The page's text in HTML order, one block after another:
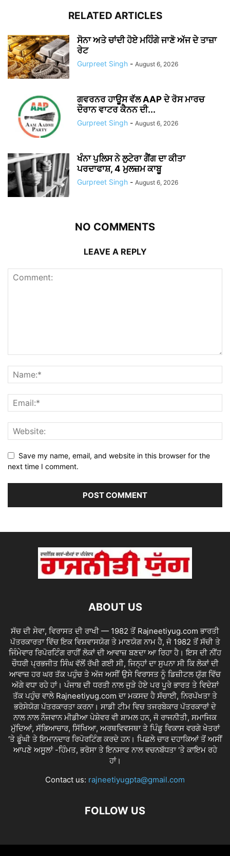
RELATED ARTICLES
ਸੋਨਾ ਅਤੇ ਚਾਂਦੀ ਹੋਏ ਮਹਿੰਗੇ ਜਾਣੋ ਅੱਜ ਦੇ ਤਾਜ਼ਾ
ਰੇਟ
Gurpreet Singh - August 6, 2026
ਗਵਰਨਰ ਹਾਊਸ ਵੱਲ AAP ਦੇ ਰੋਸ ਮਾਰਚ
ਦੌਰਾਨ ਵਾਟਰ ਕੈਨਨ ਦੀ...
Gurpreet Singh - August 6, 2026
ਖੰਨਾ ਪੁਲਿਸ ਨੇ ਲੁਟੇਰਾ ਗੈਂਗ ਦਾ ਕੀਤਾ
ਪਰਦਾਫਾਸ਼, 4 ਮੁਲਜ਼ਮ ਕਾਬੂ
Gurpreet Singh - August 6, 2026
NO COMMENTS
LEAVE A REPLY
Save my name, email, and website in this browser for the
next time I comment.
ABOUT US
ਸੱਚ ਦੀ ਸੇਵਾ, ਵਿਰਾਸਤ ਦੀ ਰਾਖੀ — 1982 ਤੋਂ Rajneetiyug.com ਭਾਰਤੀ
ਪੱਤਰਕਾਰਤਾ ਵਿੱਚ ਇਕ ਵਿਸ਼ਵਾਸਯੋਗ ਤੇ ਮਾਣਯੋਗ ਨਾਮ ਹੈ, ਜੋ 1982 ਤੋਂ ਸੱਚੀ ਤੇ
ਜਿੰਮੇਵਾਰ ਰਿਪੋਰਟਿੰਗ ਰਾਹੀਂ ਲੋਕਾਂ ਦੀ ਆਵਾਜ਼ ਬਣਦਾ ਆ ਰਿਹਾ ਹੈ। ਇਸ ਦੀ ਨੀਂਹ
ਚੌਧਰੀ ਪ੍ਰਭਜੀਤ ਸਿੰਘ ਵੱਲੋਂ ਰੱਖੀ ਗਈ ਸੀ, ਜਿਨ੍ਹਾਂ ਦਾ ਸੁਪਨਾ ਸੀ ਕਿ ਲੋਕਾਂ ਦੀ
ਆਵਾਜ਼ ਹਰ ਘਰ ਤੱਕ ਪਹੁੰਚ ਤੇ ਅੱਜ ਅਸੀਂ ਉਸੇ ਵਿਰਾਸਤ ਨੂੰ ਡਿਜ਼ੀਟਲ ਯੁੱਗ ਵਿੱਚ
ਅੱਗੇ ਵਧਾ ਰਹੇ ਹਾਂ। ਪੰਜਾਬ ਦੀ ਧਰਤੀ ਨਾਲ ਜੁੜੇ ਹੋਏ ਪਰ ਪੂਰੇ ਭਾਰਤ ਤੇ ਵਿਦੇਸ਼ਾਂ
ਤੱਕ ਪਹੁੰਚ ਵਾਲੇ Rajneetiyug.com ਦਾ ਮਕਸਦ ਹੈ ਸੱਚਾਈ, ਨਿਰਪੱਖਤਾ ਤੇ
ਭਰੋਸੇਯੋਗ ਪੱਤਰਕਾਰਤਾ ਕਰਨਾ। ਸਾਡੀ ਟੀਮ ਵਿਚ ਤਜਰਬੇਕਾਰ ਪੱਤਰਕਾਰਾਂ ਦੇ
ਨਾਲ ਨਾਲ ਨੌਜਵਾਨ ਮੀਡੀਆ ਪੇਸ਼ੇਵਰ ਵੀ ਸ਼ਾਮਲ ਹਨ, ਜੋ ਰਾਜਨੀਤੀ, ਸਮਾਜਿਕ
ਮੁੱਦਿਆਂ, ਸੱਭਿਆਚਾਰ, ਸਿੱਖਿਆ, ਅਰਥਵਿਵਸਥਾ ਤੇ ਪਿੰਡੂ ਵਿਕਾਸ ਵਰਗੇ ਖੇਤਰਾਂ
‘ਤੇ ਡੂੰਘੀ ਤੇ ਇਮਾਨਦਾਰ ਰਿਪੋਰਟਿੰਗ ਕਰਦੇ ਹਨ। ਪਿਛਲੇ ਚਾਰ ਦਹਾਕਿਆਂ ਤੋਂ ਅਸੀਂ
ਆਪਣੇ ਅਸੂਲਾਂ -ਹਿੰਮਤ, ਭਰੋਸਾ ਤੇ ਇਨਸਾਫ ਨਾਲ ਵਚਨਬੱਧਤਾ ‘ਤੇ ਕਾਇਮ ਰਹੇ
ਹਾਂ।
Contact us: rajneetiyugpta@gmail.com
FOLLOW US